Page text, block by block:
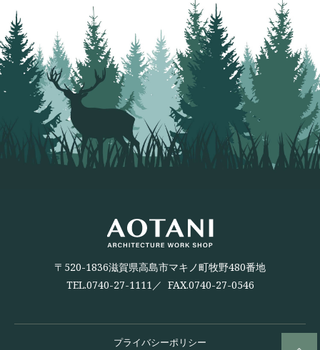
〒520-1836滋賀県高島市マキノ町牧野480番地
TEL.0740-27-1111／ FAX.0740-27-0546
プライバシーポリシー